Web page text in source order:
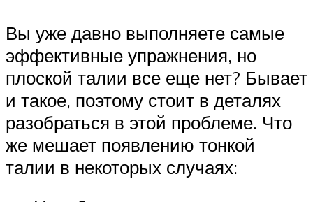
Вы уже давно выполняете самые
эффективные упражнения, но
плоской талии все еще нет? Бывает
и такое, поэтому стоит в деталях
разобраться в этой проблеме. Что
же мешает появлению тонкой
талии в некоторых случаях: